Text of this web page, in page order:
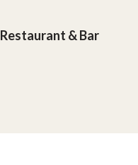
Restaurant & Bar